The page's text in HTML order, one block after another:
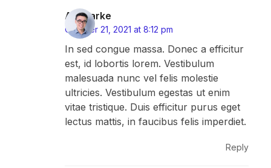
AJ Clarke
October 21, 2021 at 8:12 pm
In sed congue massa. Donec a efficitur
est, id lobortis lorem. Vestibulum
malesuada nunc vel felis molestie
ultricies. Vestibulum egestas ut enim
vitae tristique. Duis efficitur purus eget
lectus mattis, in faucibus felis imperdiet.
Reply